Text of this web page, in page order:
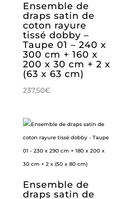
Ensemble de
draps satin de
coton rayure
tissé dobby –
Taupe 01 – 240 x
300 cm + 160 x
200 x 30 cm + 2 x
(63 x 63 cm)
237,50€
Ensemble de
draps satin de